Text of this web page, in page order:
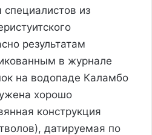
специалистов из
результатам
в журнале
на водопаде Каламбо
хорошо
конструкция
датируемая по